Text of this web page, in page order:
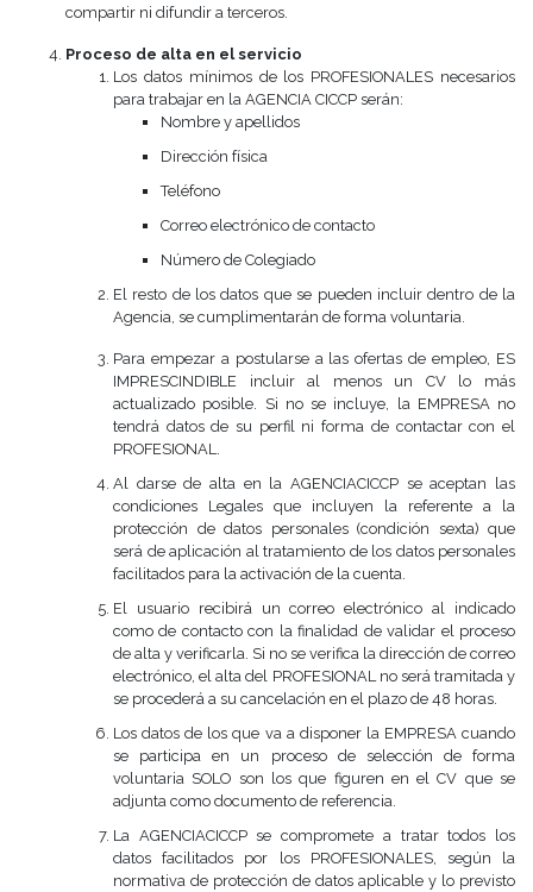
compartir ni difundir a terceros.
Proceso de alta en el servicio
Los datos mínimos de los PROFESIONALES necesarios
para trabajar en la AGENCIA CICCP serán:
Nombre y apellidos
Dirección física
Teléfono
Correo electrónico de contacto
Número de Colegiado
El resto de los datos que se pueden incluir dentro de la
Agencia, se cumplimentarán de forma voluntaria.
Para empezar a postularse a las ofertas de empleo, ES
IMPRESCINDIBLE incluir al menos un CV lo más
actualizado posible. Si no se incluye, la EMPRESA no
tendrá datos de su perfil ni forma de contactar con el
PROFESIONAL.
Al darse de alta en la AGENCIACICCP se aceptan las
condiciones Legales que incluyen la referente a la
protección de datos personales (condición sexta) que
será de aplicación al tratamiento de los datos personales
facilitados para la activación de la cuenta.
El usuario recibirá un correo electrónico al indicado
como de contacto con la finalidad de validar el proceso
de alta y verificarla. Si no se verifica la dirección de correo
electrónico, el alta del PROFESIONAL no será tramitada y
se procederá a su cancelación en el plazo de 48 horas.
Los datos de los que va a disponer la EMPRESA cuando
se participa en un proceso de selección de forma
voluntaria SOLO son los que figuren en el CV que se
adjunta como documento de referencia.
La AGENCIACICCP se compromete a tratar todos los
datos facilitados por los PROFESIONALES, según la
normativa de protección de datos aplicable y lo previsto